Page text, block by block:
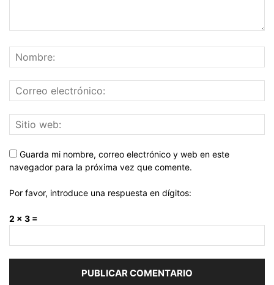
Guarda mi nombre, correo electrónico y web en este
navegador para la próxima vez que comente.
Por favor, introduce una respuesta en dígitos:
2 × 3 =